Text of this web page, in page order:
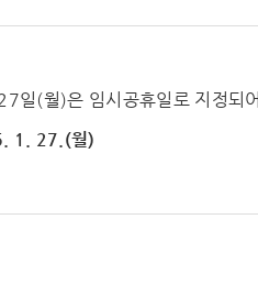
일(월)은 임시공휴일로 지정되
1. 27. (월)